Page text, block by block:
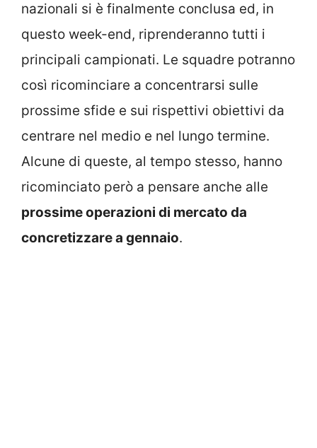
nazionali si è finalmente conclusa ed, in
questo week-end, riprenderanno tutti i
principali campionati. Le squadre potranno
così ricominciare a concentrarsi sulle
prossime sfide e sui rispettivi obiettivi da
centrare nel medio e nel lungo termine.
Alcune di queste, al tempo stesso, hanno
ricominciato però a pensare anche alle
prossime operazioni di mercato da
concretizzare a gennaio.